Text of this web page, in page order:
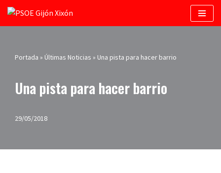
Saltar
Portada » Últimas Noticias » Una pista para hacer barrio
Una pista para hacer barrio
29/05/2018